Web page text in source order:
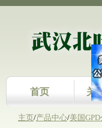
首页 关
主页/产品中心/美国GPD